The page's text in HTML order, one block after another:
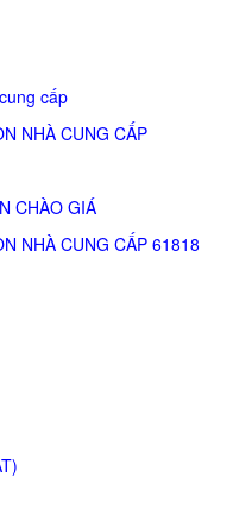
cấp
NHÀ CUNG CẤP
CHÀO GIÁ
NHÀ CUNG CẤP 61818